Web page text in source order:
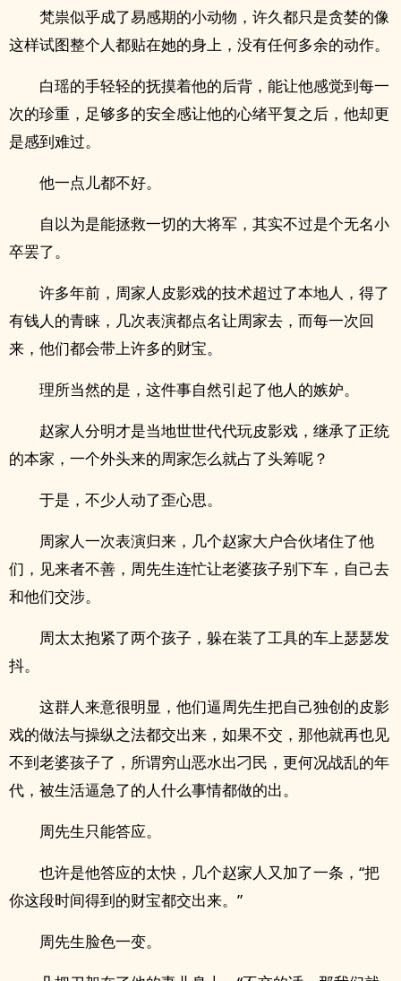
梵祟似乎成了易感期的小动物，许久都只是贪婪的像
这样试图整个人都贴在她的身上，没有任何多余的动作。
白瑶的手轻轻的抚摸着他的后背，能让他感觉到每一
次的珍重，足够多的安全感让他的心绪平复之后，他却更
是感到难过。
他一点儿都不好。
自以为是能拯救一切的大将军，其实不过是个无名小
卒罢了。
许多年前，周家人皮影戏的技术超过了本地人，得了
有钱人的青睐，几次表演都点名让周家去，而每一次回
来，他们都会带上许多的财宝。
理所当然的是，这件事自然引起了他人的嫉妒。
赵家人分明才是当地世世代代玩皮影戏，继承了正统
的本家，一个外头来的周家怎么就占了头筹呢？
于是，不少人动了歪心思。
周家人一次表演归来，几个赵家大户合伙堵住了他
们，见来者不善，周先生连忙让老婆孩子别下车，自己去
和他们交涉。
周太太抱紧了两个孩子，躲在装了工具的车上瑟瑟发
抖。
这群人来意很明显，他们逼周先生把自己独创的皮影
戏的做法与操纵之法都交出来，如果不交，那他就再也见
不到老婆孩子了，所谓穷山恶水出刁民，更何况战乱的年
代，被生活逼急了的人什么事情都做的出。
周先生只能答应。
也许是他答应的太快，几个赵家人又加了一条，“把
你这段时间得到的财宝都交出来。”
周先生脸色一变。